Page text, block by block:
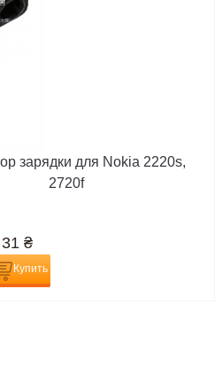
зарядки для Nokia 2220s,
2720f
31 ₴
Купить